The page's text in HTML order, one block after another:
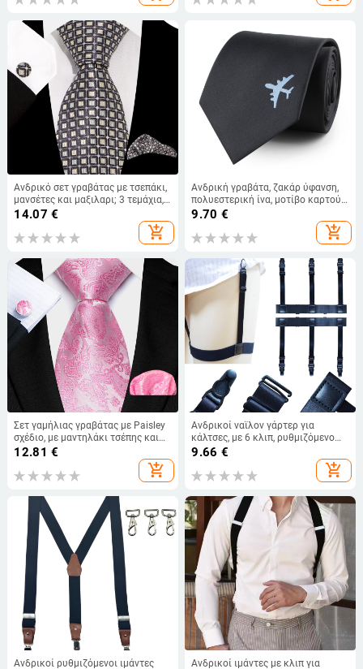
Ανδρικό σετ γραβάτας με τσεπάκι,
μανσέτες και μαξιλαρι; 3 τεμάχια,
ζακάρ πολυεστέρας, καρό μοτίβο
14.07 €
add_shopping_cart
Ανδρική γραβάτα, ζακάρ ύφανση,
πολυεστερική ίνα, μοτίβο καρτούν,
σχήμα βέλους
9.70 €
add_shopping_cart
Σετ γαμήλιας γραβάτας με Paisley
σχέδιο, με μαντηλάκι τσέπης και
μανικετόκουμπα για άνδρες;
jacquard; πλάτος γραβάτας:
12.81 €
add_shopping_cart
Ανδρικοί ναϊλον γάρτερ για
κάλτσες, με 6 κλιπ, ρυθμιζόμενο
μήκος, ισχυρή ελαστικότητα,
9.66 €
add_shopping_cart
Ανδρικοί ρυθμιζόμενοι ιμάντες
Ανδρικοί ιμάντες με κλιπ για